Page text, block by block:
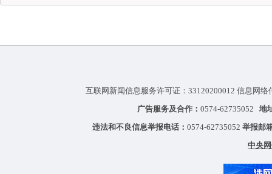
互联网新闻信息服务许可证：33120200012 信息网
广告服务及合作： 0574-62735052 地
违法和不良信息举报电话： 0574-62735052 举报邮
中央